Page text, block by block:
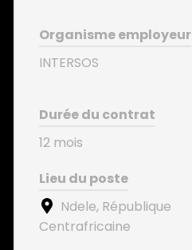
Organisme employeur
INTERSOS
Durée du contrat
12 mois
Lieu du poste
Ndele, République
Centrafricaine